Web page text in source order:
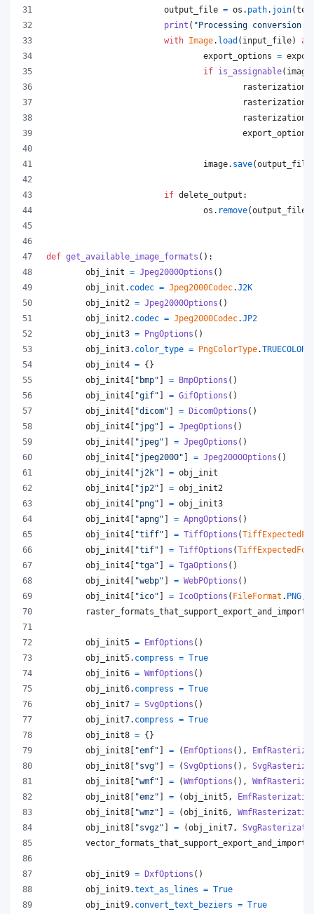
output_file = os . path. join(
print ( "Processing conversion:"
with Image. load ( input_file) as
export_options =
if is_assignable( image
export_options
image. save(output_file
if delete_output :
os . remove(output_file
def get_available_image_formats ():
obj_init = Jpeg2000Options ()
obj_init . codec = Jpeg2000Codec.J2K
obj_init2 = Jpeg2000Options ()
obj_init2 . codec = Jpeg2000Codec.JP2
obj_init3 = PngOptions ()
obj_init3. color_type = PngColorType.
obj_init4 = {}
obj_init4 [ "bmp" ] = BmpOptions ()
obj_init4 [ "gif" ] = GifOptions ()
obj_init4 [ "dicom" ] = DicomOptions ()
obj_init4 [ "jpg" ] = JpegOptions ()
obj_init4 [ "jpeg" ] = JpegOptions ()
obj_init4 [ "jpeg2000" ] = Jpeg2000Options ()
obj_init4 [ "j2k" ] = obj_init
obj_init4 [ "jp2" ] = obj_init2
obj_init4 [ "png" ] = obj_init3
obj_init4 [ "apng" ] = ApngOptions ()
obj_init4 [ "tiff" ] = TiffOptions (
obj_init4 [ "tif" ] = TiffOptions (
obj_init4 [ "tga" ] = TgaOptions ()
obj_init4 [ "webp" ] = WebPOptions ()
obj_init4 [ "ico" ] = IcoOptions ( FileFormat . PNG
raster_formats_that_support_export_and_import
obj_init5 = EmfOptions ()
obj_init5. compress = True
obj_init6 = WmfOptions ()
obj_init6. compress = True
obj_init7 = SvgOptions ()
obj_init7. compress = True
obj_init8 = {}
obj_init8 [ "emf" ] = ( EmfOptions (),
obj_init8 [ "svg" ] = (SvgOptions (),
obj_init8 [ "wmf" ] = (WmfOptions (),
obj_init8 [ "emz" ] = (obj_init5 ,
obj_init8 [ "wmz" ] = (obj_init6 ,
obj_init8 [ "svgz" ] = (obj_init7 ,
vector_formats_that_support_export_and_import
obj_init9 = DxfOptions ()
obj_init9.text_as_lines = True
obj_init9. convert_text_beziers = True